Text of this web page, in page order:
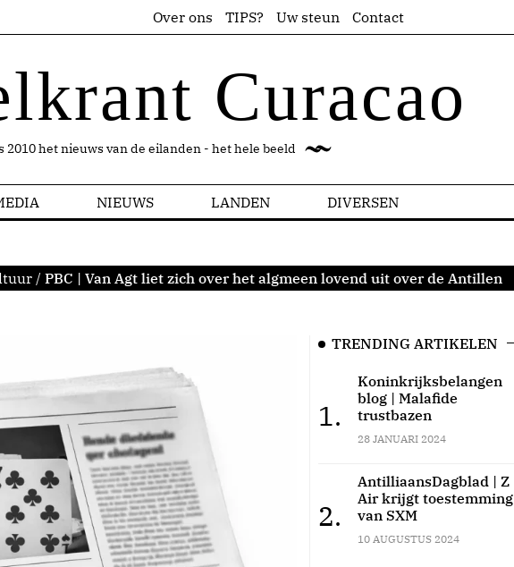
Over ons TIPS? Uw steun Contact
Curacao
2010 het nieuws van de eilanden - het hele beeld
NIEUWS LANDEN DIVERSEN
/ PBC | Van Agt liet zich over het algmeen lovend uit over de Antillen
TRENDING ARTIKELEN
1.
Koninkrijksbelangen
blog | Malafide
trustbazen
28 JANUARI 2024
2.
AntilliaansDagblad | Z
Air krijgt toestemming
van SXM
10 AUGUSTUS 2024